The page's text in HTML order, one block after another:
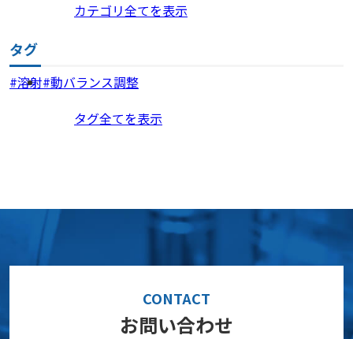
カテゴリ全てを表示
タグ
溶射 動バランス調整
タグ全てを表示
CONTACT
お問い合わせ